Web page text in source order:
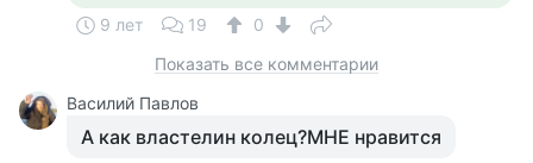
9 лет 19
0
Показать все комментарии
Василий Павлов
А как властелин колец?МНЕ нравится